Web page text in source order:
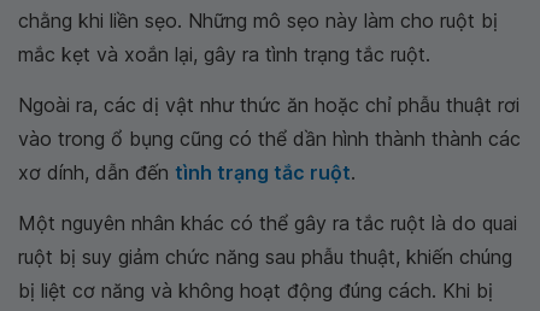
chằng khi liền sẹo. Những mô sẹo này làm cho ruột bị
mắc kẹt và xoắn lại, gây ra tình trạng tắc ruột.
Ngoài ra, các dị vật như thức ăn hoặc chỉ phẫu thuật rơi
vào trong ổ bụng cũng có thể dần hình thành thành các
xơ dính, dẫn đến tình trạng tắc ruột.
Một nguyên nhân khác có thể gây ra tắc ruột là do quai
ruột bị suy giảm chức năng sau phẫu thuật, khiến chúng
bị liệt cơ năng và không hoạt động đúng cách. Khi bị